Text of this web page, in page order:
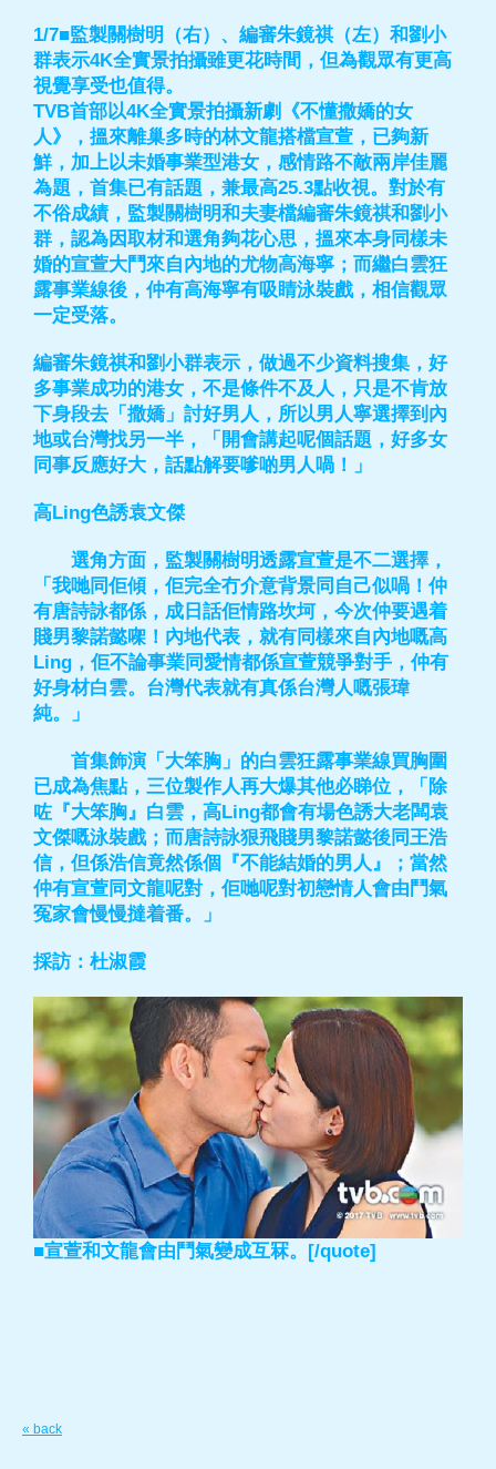
1/7■監製關樹明（右）、編審朱鏡祺（左）和劉小
群表示4K全實景拍攝雖更花時間，但為觀眾有更高
視覺享受也值得。
TVB首部以4K全實景拍攝新劇《不懂撒嬌的女
人》，搵來離巢多時的林文龍搭檔宣萱，已夠新
鮮，加上以未婚事業型港女，感情路不敵兩岸佳麗
為題，首集已有話題，兼最高25.3點收視。對於有
不俗成績，監製關樹明和夫妻檔編審朱鏡祺和劉小
群，認為因取材和選角夠花心思，搵來本身同樣未
婚的宣萱大鬥來自內地的尤物高海寧；而繼白雲狂
露事業線後，仲有高海寧有吸睛泳裝戲，相信觀眾
一定受落。
編審朱鏡祺和劉小群表示，做過不少資料搜集，好
多事業成功的港女，不是條件不及人，只是不肯放
下身段去「撒嬌」討好男人，所以男人寧選擇到內
地或台灣找另一半，「開會講起呢個話題，好多女
同事反應好大，話點解要嗲啲男人喎！」
高Ling色誘袁文傑
選角方面，監製關樹明透露宣萱是不二選擇，
「我哋同佢傾，佢完全冇介意背景同自己似喎！仲
有唐詩詠都係，成日話佢情路坎坷，今次仲要遇着
賤男黎諾懿㗎！內地代表，就有同樣來自內地嘅高
Ling，佢不論事業同愛情都係宣萱競爭對手，仲有
好身材白雲。台灣代表就有真係台灣人嘅張瑋
純。」
首集飾演「大笨胸」的白雲狂露事業線買胸圍
已成為焦點，三位製作人再大爆其他必睇位，「除
咗『大笨胸』白雲，高Ling都會有場色誘大老闆袁
文傑嘅泳裝戲；而唐詩詠狠飛賤男黎諾懿後同王浩
信，但係浩信竟然係個『不能結婚的男人』；當然
仲有宣萱同文龍呢對，佢哋呢對初戀情人會由鬥氣
冤家會慢慢撻着番。」
採訪：杜淑霞
■宣萱和文龍會由鬥氣變成互冧。[/quote]
« back